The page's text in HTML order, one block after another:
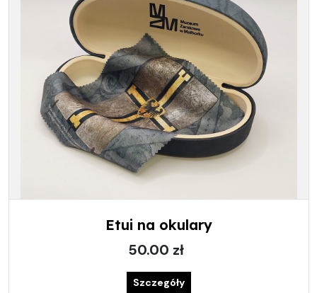
Etui na okulary
50.00 zł
Szczegóły